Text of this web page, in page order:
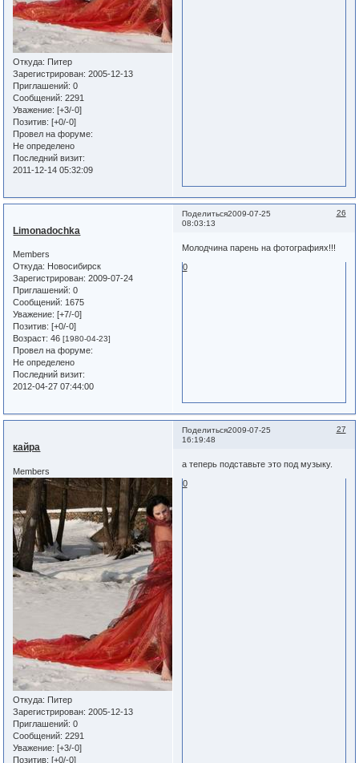
Откуда: Питер
Зарегистрирован: 2005-12-13
Приглашений: 0
Сообщений: 2291
Уважение: [+3/-0]
Позитив: [+0/-0]
Провел на форуме:
Не определено
Последний визит:
2011-12-14 05:32:09
Поделиться 26
2009-07-25
08:03:13
Limonadochka
Members
Откуда: Новосибирск
Зарегистрирован: 2009-07-24
Приглашений: 0
Сообщений: 1675
Уважение: [+7/-0]
Позитив: [+0/-0]
Возраст: 46[1980-04-23]
Провел на форуме:
Не определено
Последний визит:
2012-04-27 07:44:00
Молодчина парень на фотографиях!!!
0
Поделиться 27
2009-07-25
16:19:48
кайра
Members
Откуда: Питер
Зарегистрирован: 2005-12-13
Приглашений: 0
Сообщений: 2291
Уважение: [+3/-0]
Позитив: [+0/-0]
а теперь подставьте это под музыку.
0